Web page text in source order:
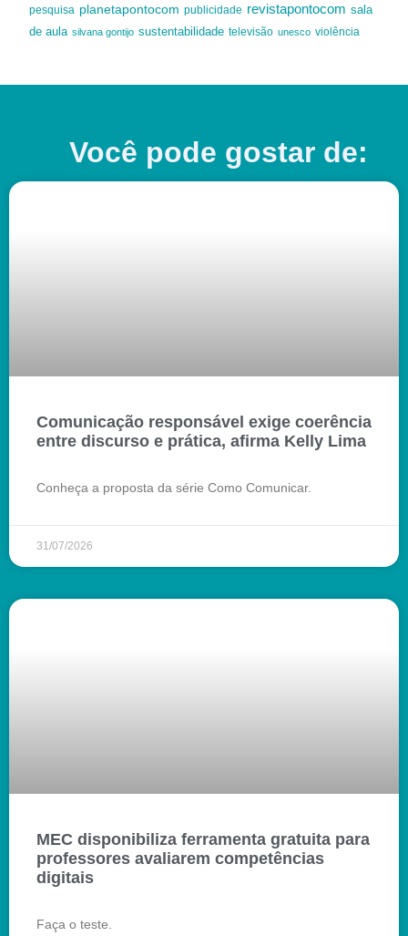
pesquisa planetapontocom publicidade revistapontocom sala
de aula silvana gontijo sustentabilidade televisão unesco violência
Você pode gostar de:
Comunicação responsável exige coerência
entre discurso e prática, afirma Kelly Lima
Conheça a proposta da série Como Comunicar.
31/07/2026
MEC disponibiliza ferramenta gratuita para
professores avaliarem competências
digitais
Faça o teste.